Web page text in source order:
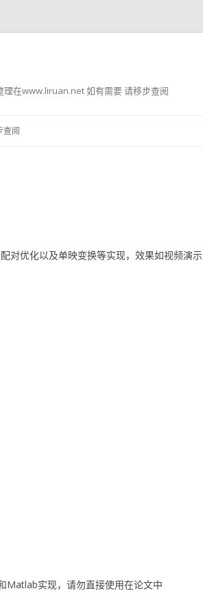
在www.liruan.net 如有需要 请移步查阅
查阅
对优化以及单映变换等实现，效果如视频演示
Matlab实现，请勿直接使用在论文中